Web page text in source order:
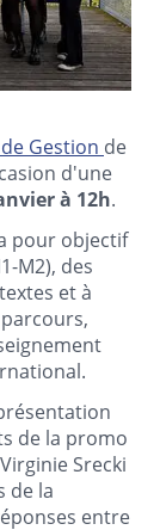
Gestion de
d'une
à 12h.
pour objectif
M2), des
et à
de la promo
Srecki
de la
entre